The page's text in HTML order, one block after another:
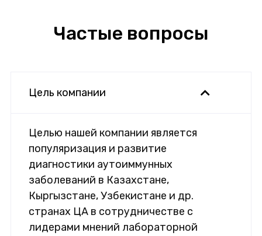
Частые вопросы
Цель компании
Целью нашей компании является
популяризация и развитие
диагностики аутоиммунных
заболеваний в Казахстане,
Кыргызстане, Узбекистане и др.
странах ЦА в сотрудничестве с
лидерами мнений лабораторной